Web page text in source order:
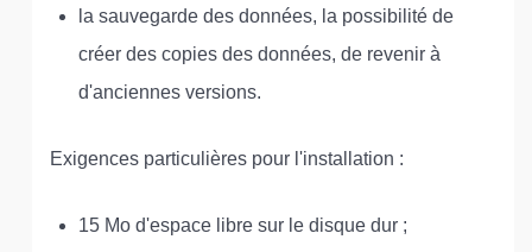
la sauvegarde des données, la possibilité de
créer des copies des données, de revenir à
d'anciennes versions.
Exigences particulières pour l'installation :
15 Mo d'espace libre sur le disque dur ;